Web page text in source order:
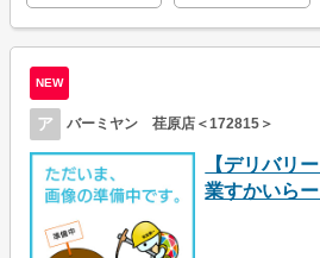
NEW
ア バーミヤン 荏原店＜172815＞
【デリバリ
業すかいら